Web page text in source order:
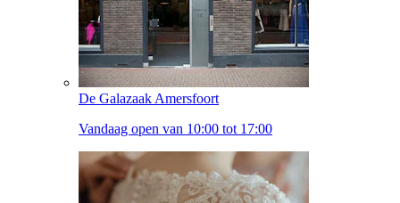
De Galazaak Amersfoort
Vandaag open van 10:00 tot 17:00